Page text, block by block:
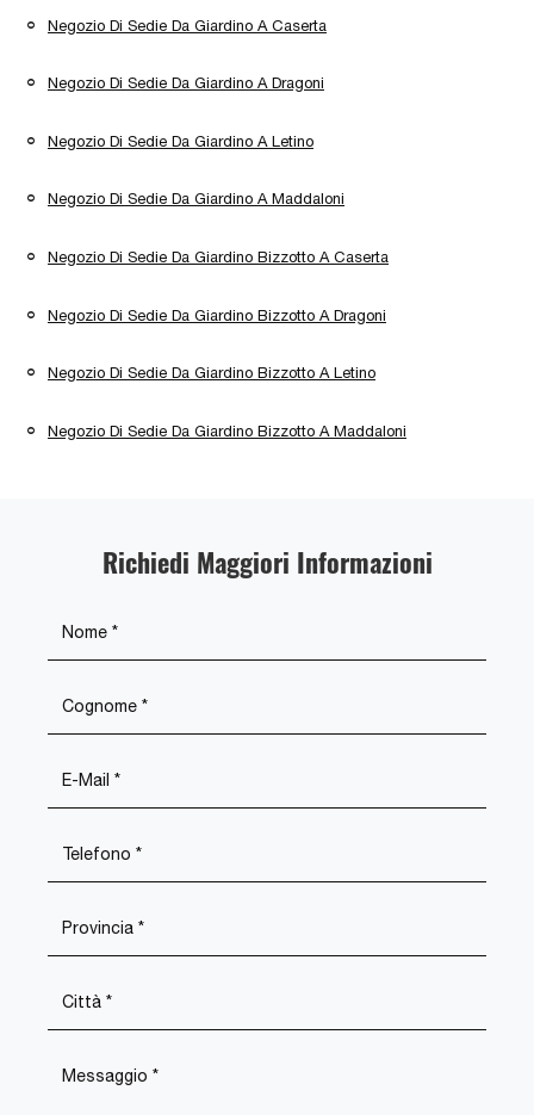
Negozio Di Sedie Da Giardino A Caserta
Negozio Di Sedie Da Giardino A Dragoni
Negozio Di Sedie Da Giardino A Letino
Negozio Di Sedie Da Giardino A Maddaloni
Negozio Di Sedie Da Giardino Bizzotto A Caserta
Negozio Di Sedie Da Giardino Bizzotto A Dragoni
Negozio Di Sedie Da Giardino Bizzotto A Letino
Negozio Di Sedie Da Giardino Bizzotto A Maddaloni
Richiedi Maggiori Informazioni